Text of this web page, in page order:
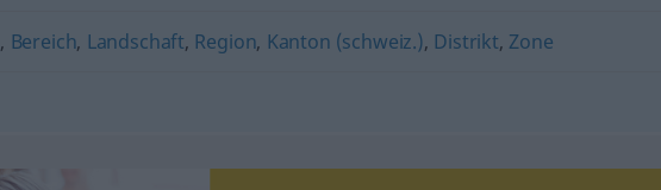
, Bereich, Landschaft, Region, Kanton (schweiz.), Distrikt, Zone